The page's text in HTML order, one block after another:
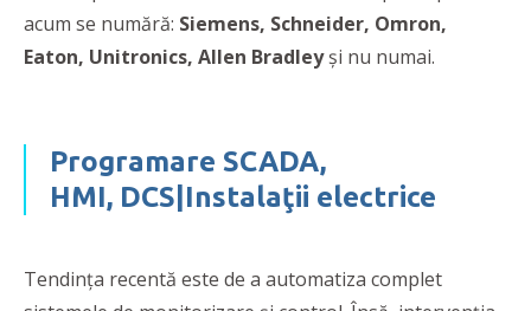
acum se numără: Siemens, Schneider, Omron,
Eaton, Unitronics, Allen Bradleyşi nu numai.
Programare SCADA,
HMI, DCS| Instalaţii electrice
Tendinţa recentă este de a automatiza complet